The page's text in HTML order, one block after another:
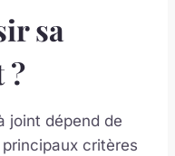
sa
?
joint dépend de
critères